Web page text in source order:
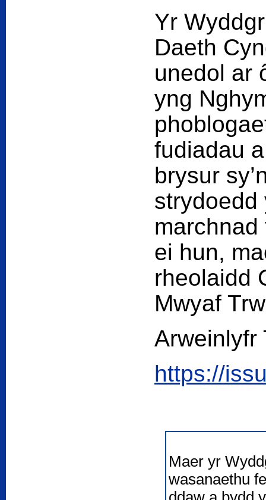
Yr
Daeth
unedol ar
yng
fudiadau
brysur
strydoedd
marchnad
ei hun,
rheolaidd
Mwyaf
Arweinlyfr
https://
Maer yr
wasanaethu